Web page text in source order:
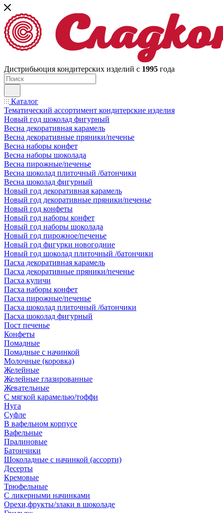
Дистрибьюция кондитерских изделий с 1995 года
Каталог
Тематический ассортимент кондитерские изделия
Новый год шоколад фигурный
Весна декоративная карамель
Весна декоративные пряники/печенье
Весна наборы конфет
Весна наборы шоколада
Весна пирожные/печенье
Весна шоколад плиточный /батончики
Весна шоколад фигурный
Новый год декоративная карамель
Новый год декоративные пряники/печенье
Новый год конфеты
Новый год наборы конфет
Новый год наборы шоколада
Новый год пирожное/печенье
Новый год фигурки новогодние
Новый год шоколад плиточный /батончики
Пасха декоративная карамель
Пасха декоративные пряники/печенье
Пасха куличи
Пасха наборы конфет
Пасха пирожные/печенье
Пасха шоколад плиточный /батончики
Пасха шоколад фигурный
Пост печенье
Конфеты
Помадные
Помадные с начинкой
Молочные (коровка)
Желейные
Желейные глазированные
Жевательные
С мягкой карамелью/тоффи
Нуга
Суфле
В вафельном корпусе
Вафельные
Пралиновые
Батончики
Шоколадные с начинкой (ассорти)
Десерты
Кремовые
Трюфельные
С ликерными начинками
Орехи,фрукты/злаки в шоколаде